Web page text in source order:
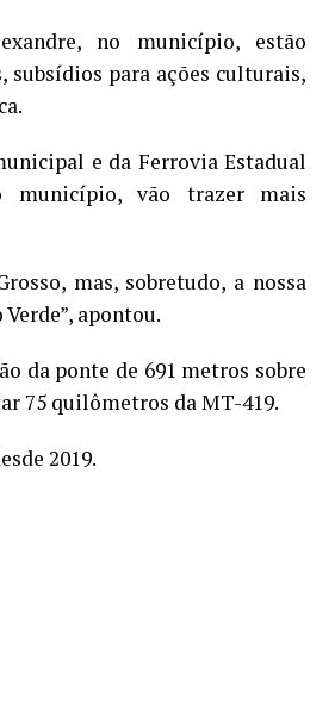
no município, estão
subsídios para ações culturais,
e da Ferrovia Estadual
município, vão trazer mais
mas, sobretudo, a nossa
apontou.
da ponte de 691 metros sobre
75 quilômetros da MT-419.
2019.